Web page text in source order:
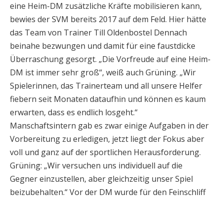
eine Heim-DM zusätzliche Kräfte mobilisieren kann,
bewies der SVM bereits 2017 auf dem Feld. Hier hätte
das Team von Trainer Till Oldenbostel Dennach
beinahe bezwungen und damit für eine faustdicke
Überraschung gesorgt. „Die Vorfreude auf eine Heim-
DM ist immer sehr groß“, weiß auch Grüning. „Wir
Spielerinnen, das Trainerteam und all unsere Helfer
fiebern seit Monaten dataufhin und können es kaum
erwarten, dass es endlich losgeht.“
Manschaftsintern gab es zwar einige Aufgaben in der
Vorbereitung zu erledigen, jetzt liegt der Fokus aber
voll und ganz auf der sportlichen Herausforderung.
Grüning: „Wir versuchen uns individuell auf die
Gegner einzustellen, aber gleichzeitig unser Spiel
beizubehalten.“ Vor der DM wurde für den Feinschliff